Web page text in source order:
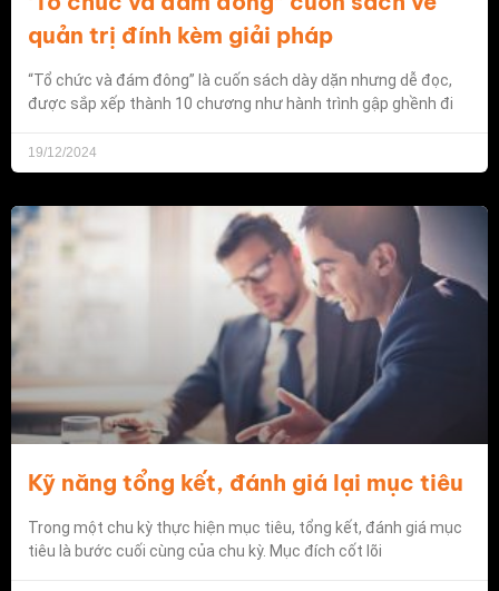
quản trị đính kèm giải pháp
“Tổ chức và đám đông” là cuốn sách dày dặn nhưng dễ đọc,
được sắp xếp thành 10 chương như hành trình gập ghềnh đi
19/12/2024
Kỹ năng tổng kết, đánh giá lại mục tiêu
Trong một chu kỳ thực hiện mục tiêu, tổng kết, đánh giá mục
tiêu là bước cuối cùng của chu kỳ. Mục đích cốt lõi